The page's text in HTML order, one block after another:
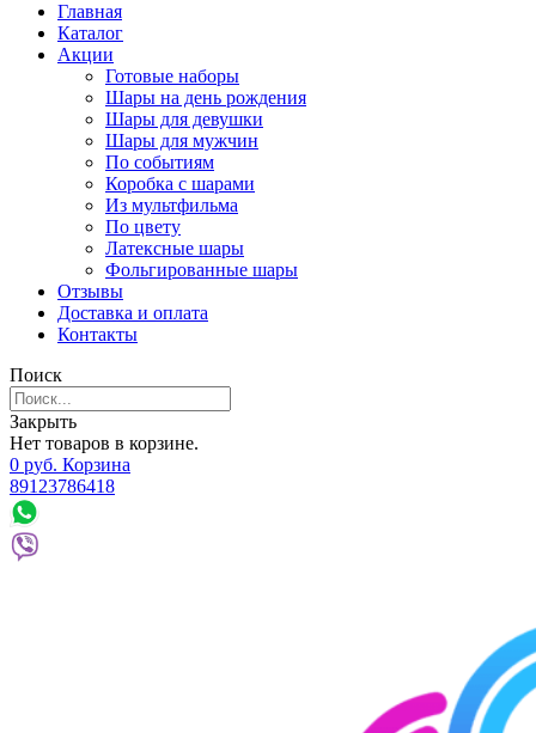
Главная
Каталог
Акции
Готовые наборы
Шары на день рождения
Шары для девушки
Шары для мужчин
По событиям
Коробка с шарами
Из мультфильма
По цвету
Латексные шары
Фольгированные шары
Отзывы
Доставка и оплата
Контакты
Поиск
Закрыть
Нет товаров в корзине.
0 руб. Корзина
89123786418